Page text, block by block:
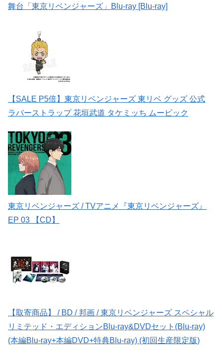
舞台「東京リベンジャーズ」Blu-ray [Blu-ray]
【SALE P5倍】東京リベンジャーズ 東リベ グッズ 公式
ラバーストラップ 花垣武道 タケミッち ムービック
東京リベンジャーズ / TVアニメ『東京リベンジャーズ』
EP 03 【CD】
【取寄商品】 / BD / 邦画 / 東京リベンジャーズ スペシャル
リミテッド・エディションBlu-ray&DVDセット(Blu-ray)
(本編Blu-ray+本編DVD+特典Blu-ray) (初回生産限定版)